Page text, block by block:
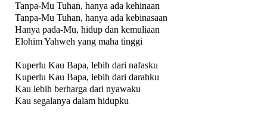
Tanpa-Mu Tuhan, hanya ada kehinaan
Tanpa-Mu Tuhan, hanya ada kebinasaan
Hanya pada-Mu, hidup dan kemuliaan
Elohim Yahweh yang maha tinggi
Kuperlu Kau Bapa, lebih dari nafasku
Kuperlu Kau Bapa, lebih dari darahku
Kau lebih berharga dari nyawaku
Kau segalanya dalam hidupku